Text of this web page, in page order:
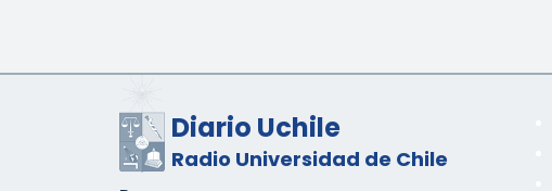
Diario Uchile
Radio Universidad de Chile